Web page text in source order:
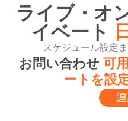
ライブ・オ
イベート
スケジュール設定
お問い合わせ 可
ートを設